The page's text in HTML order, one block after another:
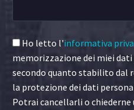
Ho letto l'informativa
memorizzazione dei miei
secondo quanto stabilito dal
la protezione dei dati
Potrai cancellarli o chiederne